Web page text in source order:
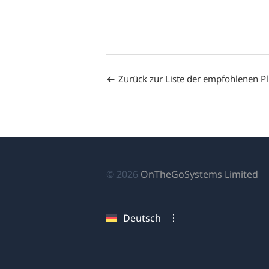
Zurück zur Liste der empfohlenen
© 2026 OnTheGoSystems Limited
Deutsch